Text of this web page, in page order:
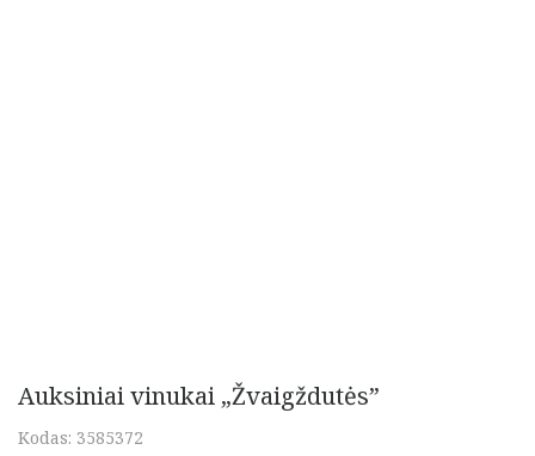
Auksiniai vinukai „Žvaigždutės”
Kodas: 3585372